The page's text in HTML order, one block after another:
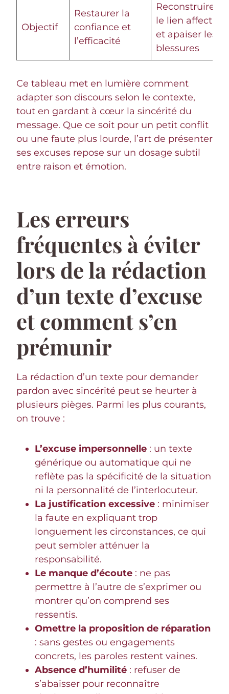
Objectif
Restaurer la
confiance et
l’efficacité
Reconstruire
le lien affectif
et apaiser les
blessures
Ce tableau met en lumière comment
adapter son discours selon le contexte,
tout en gardant à cœur la sincérité du
message. Que ce soit pour un petit conflit
ou une faute plus lourde, l’art de présenter
ses excuses repose sur un dosage subtil
entre raison et émotion.
Les erreurs
fréquentes à éviter
lors de la rédaction
d’un texte d’excuse
et comment s’en
prémunir
La rédaction d’un texte pour demander
pardon avec sincérité peut se heurter à
plusieurs pièges. Parmi les plus courants,
on trouve :
L’excuse impersonnelle : un texte
générique ou automatique qui ne
reflète pas la spécificité de la situation
ni la personnalité de l’interlocuteur.
La justification excessive : minimiser
la faute en expliquant trop
longuement les circonstances, ce qui
peut sembler atténuer la
responsabilité.
Le manque d’écoute : ne pas
permettre à l’autre de s’exprimer ou
montrer qu’on comprend ses
ressentis.
Omettre la proposition de réparation
: sans gestes ou engagements
concrets, les paroles restent vaines.
Absence d’humilité : refuser de
s’abaisser pour reconnaître